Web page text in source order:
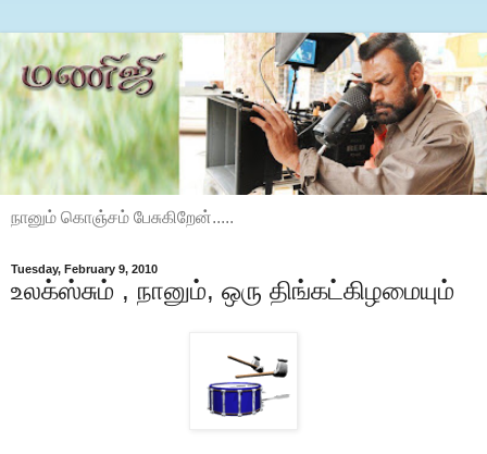
நானும் கொஞ்சம் பேசுகிறேன்.....
Tuesday, February 9, 2010
உலக்ஸ்சும் , நானும், ஒரு திங்கட்கிழமையும்